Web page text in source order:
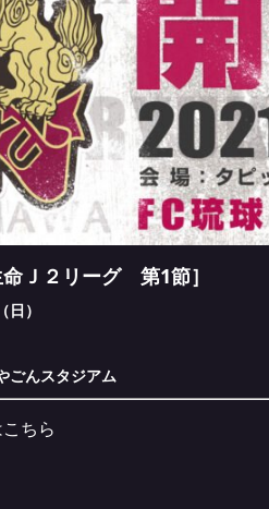
命Ｊ２リーグ 第1節］
）
ごんスタジアム
こちら